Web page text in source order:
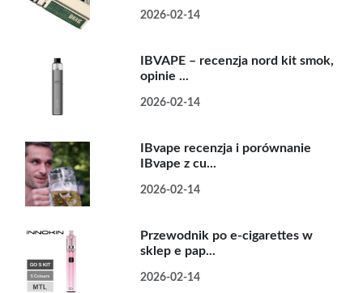
2026-02-14
IBVAPE – recenzja nord kit smok,
opinie ...
2026-02-14
IBvape recenzja i porównanie
IBvape z cu...
2026-02-14
Przewodnik po e-cigarettes w
sklep e pap...
2026-02-14